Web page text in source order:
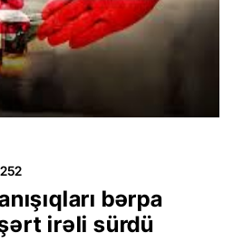
252
bərpa
irəli sürdü